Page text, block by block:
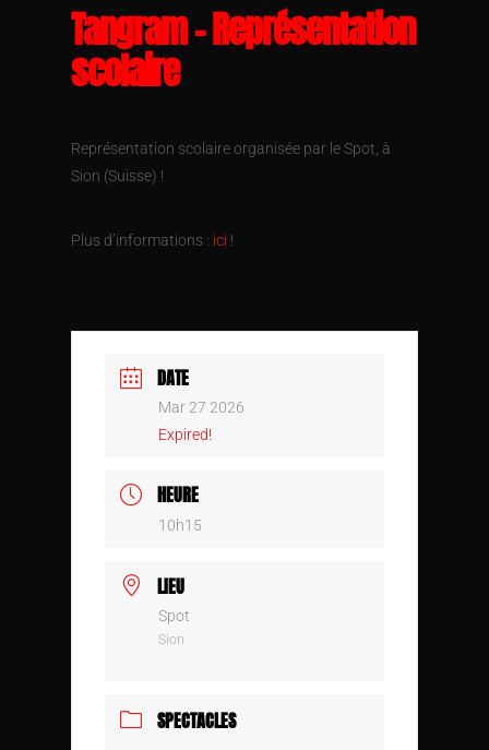
Tangram – Représentation
scolaire
Représentation scolaire organisée par le Spot, à
Sion (Suisse) !
Plus d’informations : ici !
DATE
Mar 27 2026
Expired!
HEURE
10h15
LIEU
Spot
Sion
SPECTACLES